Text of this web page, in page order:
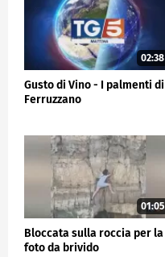
02:38
Gusto di Vino - I palmenti di
Ferruzzano
01:05
Bloccata sulla roccia per la
foto da brivido